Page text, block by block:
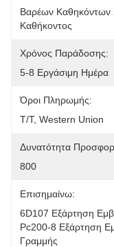
Βαρέων Καθηκόντων
Καθήκοντος
Χρόνος Παράδοσης:
5-8 Εργάσιμη Ημέρα
Όροι Πληρωμής:
T/T, Western Union
Δυνατότητα
800
Επισημαίνω:
6D107 Εξάρτηση
Pc200-8 Εξάρτηση
Γραμμής